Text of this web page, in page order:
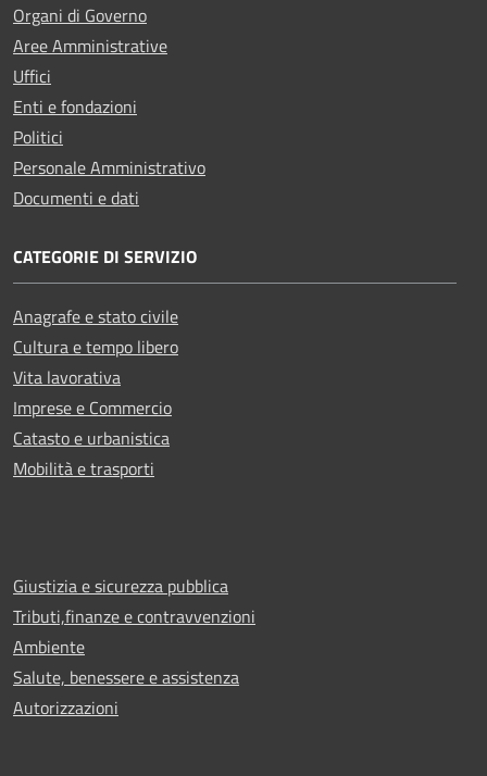
Organi di Governo
Aree Amministrative
Uffici
Enti e fondazioni
Politici
Personale Amministrativo
Documenti e dati
CATEGORIE DI SERVIZIO
Anagrafe e stato civile
Cultura e tempo libero
Vita lavorativa
Imprese e Commercio
Catasto e urbanistica
Mobilità e trasporti
Giustizia e sicurezza pubblica
Tributi,finanze e contravvenzioni
Ambiente
Salute, benessere e assistenza
Autorizzazioni